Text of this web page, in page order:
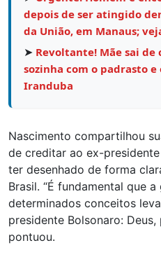
depois de ser atingido
da União, em Manaus;
➤ Revoltante! Mãe sai de
sozinha com o padrasto
Iranduba
Nascimento compartilhou
de creditar ao ex-
ter desenhado de forma
Brasil. “É fundamental que
determinados conceitos
presidente Bolsonaro:
pontuou.